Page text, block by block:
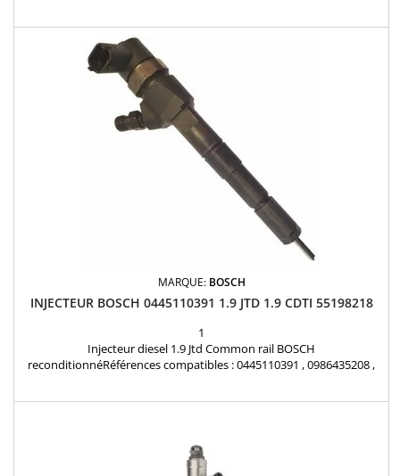
MARQUE: BOSCH
INJECTEUR BOSCH 0445110391 1.9 JTD 1.9 CDTI 55198218
1
Injecteur diesel 1.9 Jtd Common rail BOSCH
reconditionnéRéférences compatibles : 0445110391 , 0986435208 ,